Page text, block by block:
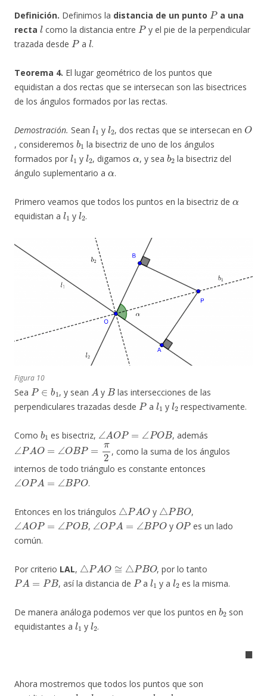
Definición. Definimos la distancia de un punto
P
a una
recta
l
como la distancia entre
P
y el pie de la perpendicular
trazada desde
P
a
l
.
Teorema 4. El lugar geométrico de los puntos que
equidistan a dos rectas que se intersecan son las bisectrices
de los ángulos formados por las rectas.
Demostración. Sean
l
y
l
, dos rectas que se intersecan en
O
, consideremos
b1
la bisectriz de uno de los ángulos
formados por
l 1
y
l2
, digamos
α
, y sea
b2
la bisectriz del
ángulo suplementario a
α
.
Primero veamos que todos los puntos en la bisectriz de
equidistan a
l1
y
l2
.
Figura 10
Sea
P∈ b1
, y sean
A
y
B
las intersecciones de las
perpendiculares trazadas desde
P
a
l1
y
l2
respectivamente.
Como
b
es bisectriz,
∠ A O P= P OB
, además
∠P A O= O B P=π 2
, como la suma de los ángulos
internos de todo triángulo es constante entonces
∠OPA=∠ BPO
.
Entonces en los triángulos
△ PA O
y
△ PBO
,
∠AOP= ∠POB
,
∠OPA=∠BPO
y
OP
es un lado
común.
Por criterio LAL,
△ PA O≅ P BO
, por lo tanto
PA=PB
, así la distancia de
P
a
l1
y a
l2
es la misma.
De manera análoga podemos ver que los puntos en
b
son
equidistantes a
l1
y
l2
.
◼
Ahora mostremos que todos los puntos que son
l1 l2 b1 b2